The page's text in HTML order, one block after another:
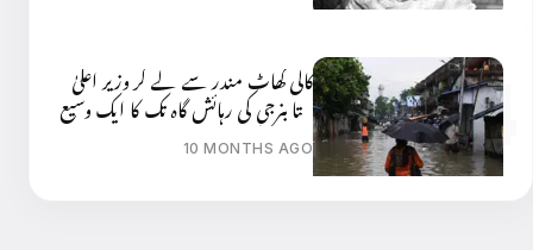
کالی گھاٹ مندر سے لے کر وزیر اعلیٰ
ممتا بنرجی کی رہائش گاہ تک کا ایک وسیع
علاقہ زیر آب
10 MONTHS AGO